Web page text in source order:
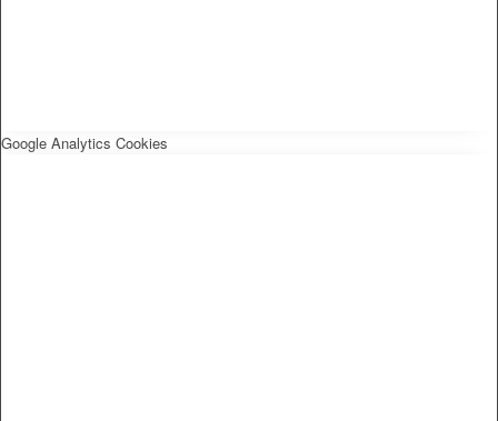
Google Analytics Cookies